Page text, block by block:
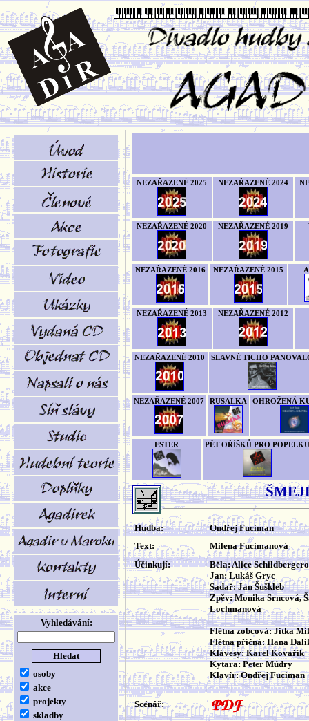
Vyhledávání:
osoby
akce
projekty
skladby
NEZAŘAZENÉ 2025 NEZAŘAZENÉ 2024
NEZAŘAZENÉ 2020 NEZAŘAZENÉ 2019
NEZAŘAZENÉ 2016 NEZAŘAZENÉ 2015
NEZAŘAZENÉ 2013 NEZAŘAZENÉ 2012
NEZAŘAZENÉ 2010 SLAVNÉ TICHO
NEZAŘAZENÉ 2007 RUSALKA OHROŽENÁ
ESTER PĚT OŘÍŠKŮ PRO POPELKU
Hudba:
Ondřej Fuciman
Text:
Milena Fucimanová
Účinkují:
Běla: Alice
Jan: Lukáš Gryc
Sadař: Jan Šuškleb
Zpěv: Monika Srncová,
Lochmanová
Flétna zobcová: Jitka
Flétna příčná: Hana
Klávesy: Karel Kovařík
Kytara: Peter Múdry
Klavír: Ondřej Fuciman
Scénář: